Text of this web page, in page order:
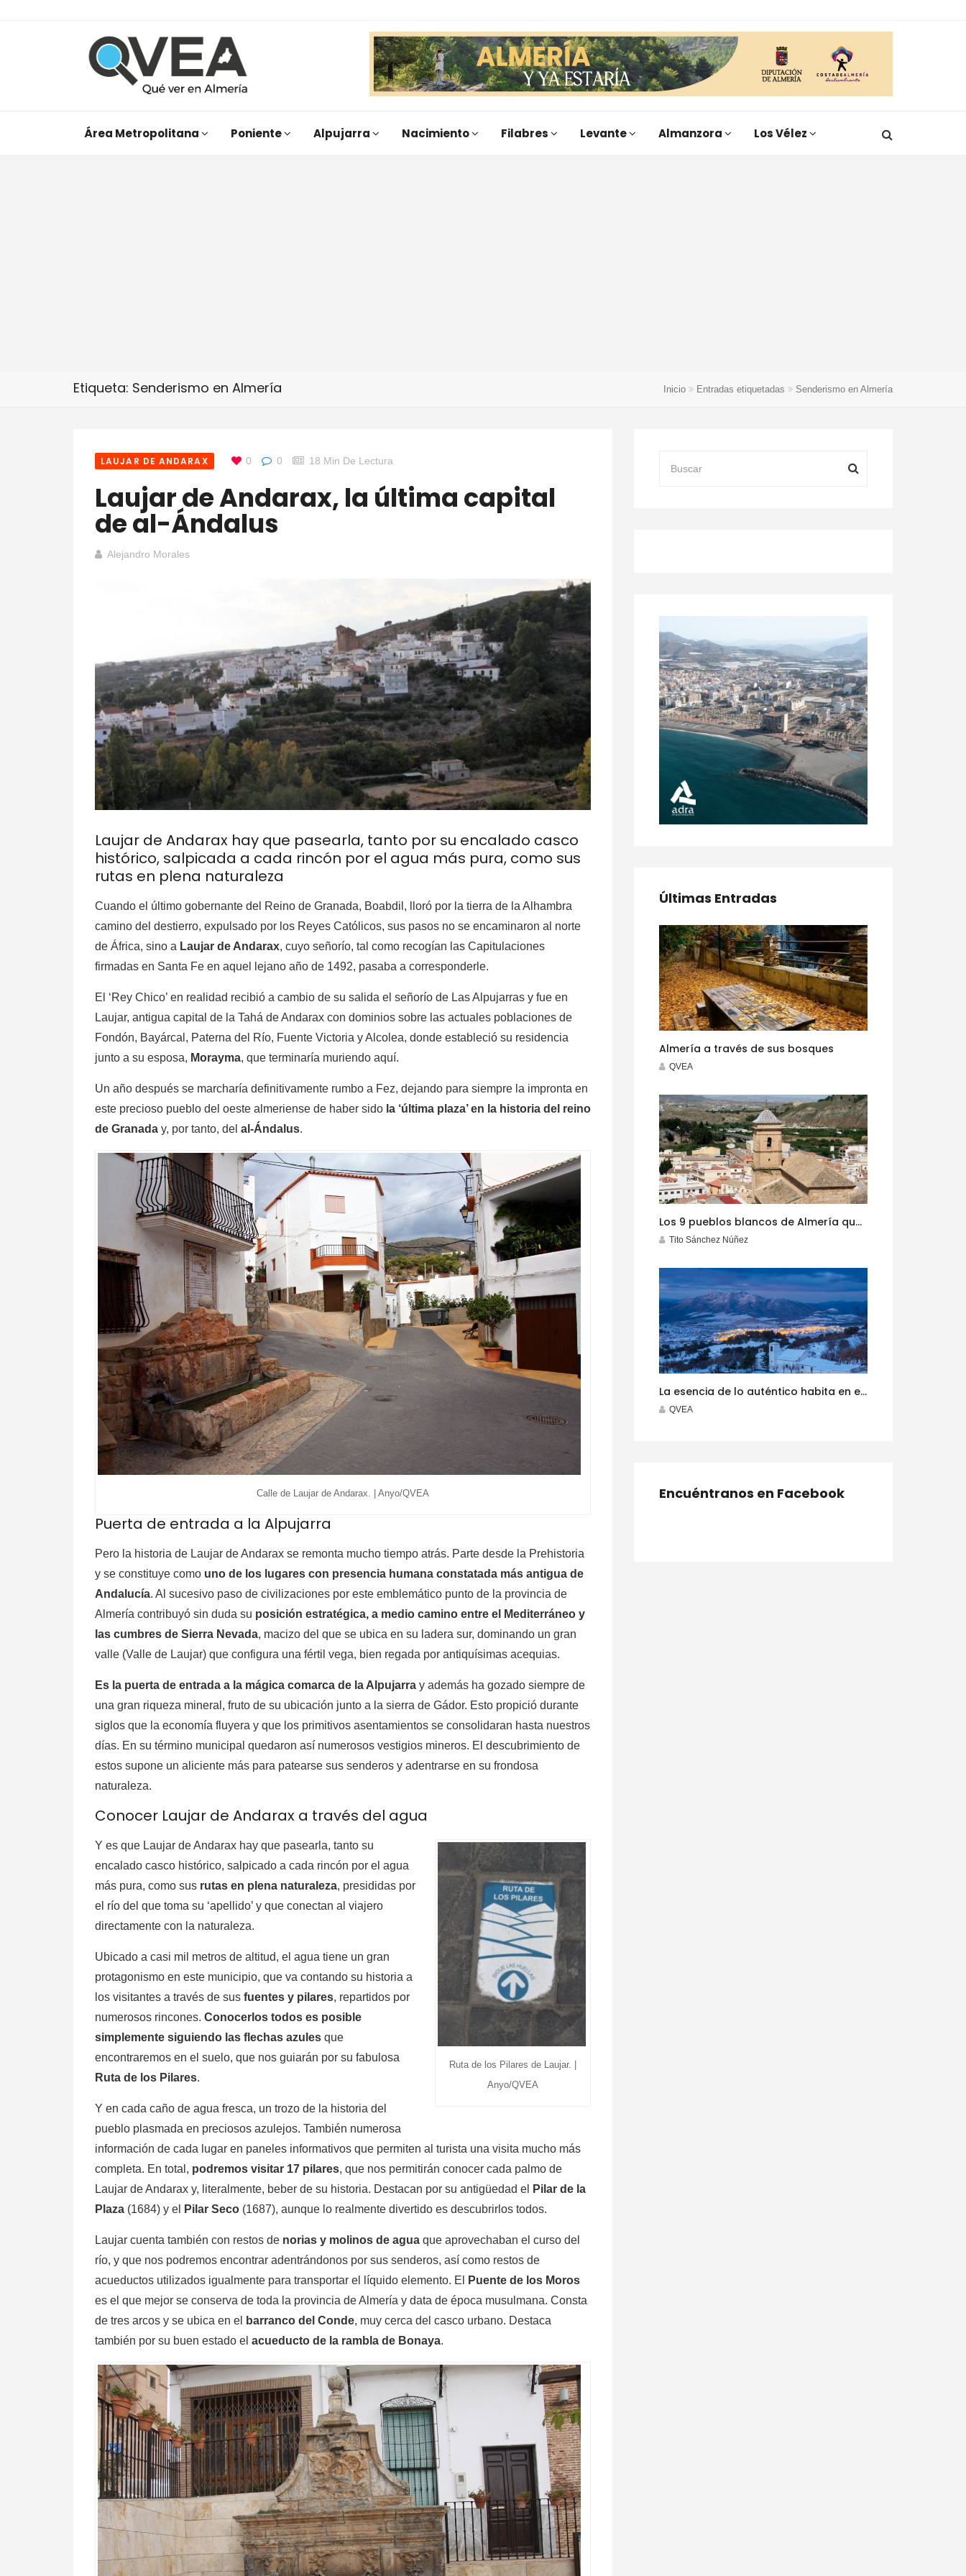
Área Metropolitana Poniente Alpujarra Nacimiento Filabres Levante Almanzora Los Vélez
Etiqueta: Senderismo en Almería Inicio Entradas etiquetadas Senderismo en Almería
LAUJAR DE ANDARAX 0 0 18 Min De Lectura
Laujar de Andarax, la última capital
de al-Ándalus
Alejandro Morales
Laujar de Andarax hay que pasearla, tanto por su encalado casco
histórico, salpicada a cada rincón por el agua más pura, como sus
rutas en plena naturaleza
Cuando el último gobernante del Reino de Granada, Boabdil, lloró por la tierra de la Alhambra
camino del destierro, expulsado por los Reyes Católicos, sus pasos no se encaminaron al norte
de África, sino a Laujar de Andarax, cuyo señorío, tal como recogían las Capitulaciones
firmadas en Santa Fe en aquel lejano año de 1492, pasaba a corresponderle.
El ‘Rey Chico’ en realidad recibió a cambio de su salida el señorío de Las Alpujarras y fue en
Laujar, antigua capital de la Tahá de Andarax con dominios sobre las actuales poblaciones de
Fondón, Bayárcal, Paterna del Río, Fuente Victoria y Alcolea, donde estableció su residencia
junto a su esposa, Morayma, que terminaría muriendo aquí.
Un año después se marcharía definitivamente rumbo a Fez, dejando para siempre la impronta en
este precioso pueblo del oeste almeriense de haber sido la ‘última plaza’ en la historia del reino
de Granada y, por tanto, del al-Ándalus.
Calle de Laujar de Andarax. | Anyo/QVEA
Puerta de entrada a la Alpujarra
Pero la historia de Laujar de Andarax se remonta mucho tiempo atrás. Parte desde la Prehistoria
y se constituye como uno de los lugares con presencia humana constatada más antigua de
Andalucía. Al sucesivo paso de civilizaciones por este emblemático punto de la provincia de
Almería contribuyó sin duda su posición estratégica, a medio camino entre el Mediterráneo y
las cumbres de Sierra Nevada, macizo del que se ubica en su ladera sur, dominando un gran
valle (Valle de Laujar) que configura una fértil vega, bien regada por antiquísimas acequias.
Es la puerta de entrada a la mágica comarca de la Alpujarra y además ha gozado siempre de
una gran riqueza mineral, fruto de su ubicación junto a la sierra de Gádor. Esto propició durante
siglos que la economía fluyera y que los primitivos asentamientos se consolidaran hasta nuestros
días. En su término municipal quedaron así numerosos vestigios mineros. El descubrimiento de
estos supone un aliciente más para patearse sus senderos y adentrarse en su frondosa
naturaleza.
Conocer Laujar de Andarax a través del agua
Ruta de los Pilares de Laujar. |
Anyo/QVEA
Y es que Laujar de Andarax hay que pasearla, tanto su
encalado casco histórico, salpicado a cada rincón por el agua
más pura, como sus rutas en plena naturaleza, presididas por
el río del que toma su ‘apellido’ y que conectan al viajero
directamente con la naturaleza.
Ubicado a casi mil metros de altitud, el agua tiene un gran
protagonismo en este municipio, que va contando su historia a
los visitantes a través de sus fuentes y pilares, repartidos por
numerosos rincones. Conocerlos todos es posible
simplemente siguiendo las flechas azules que
encontraremos en el suelo, que nos guiarán por su fabulosa
Ruta de los Pilares.
Y en cada caño de agua fresca, un trozo de la historia del
pueblo plasmada en preciosos azulejos. También numerosa
información de cada lugar en paneles informativos que permiten al turista una visita mucho más
completa. En total, podremos visitar 17 pilares, que nos permitirán conocer cada palmo de
Laujar de Andarax y, literalmente, beber de su historia. Destacan por su antigüedad el
Pilar de la
Plaza (1684) y el Pilar Seco (1687), aunque lo realmente divertido es descubrirlos todos.
Laujar cuenta también con restos de norias y molinos de agua que aprovechaban el curso del
río, y que nos podremos encontrar adentrándonos por sus senderos, así como restos de
acueductos utilizados igualmente para transportar el líquido elemento. El
Puente de los Moros
es el que mejor se conserva de toda la provincia de Almería y data de época musulmana. Consta
de tres arcos y se ubica en el
barranco del Conde, muy cerca del casco urbano. Destaca
también por su buen estado el acueducto de la rambla de Bonaya.
Últimas Entradas
Almería a través de sus bosques
QVEA
Los 9 pueblos blancos de Almería que no te puedes perder este invierno
Tito Sánchez Núñez
La esencia de lo auténtico habita en el interior del destino ‘Costa de Almería’
QVEA
Encuéntranos en Facebook